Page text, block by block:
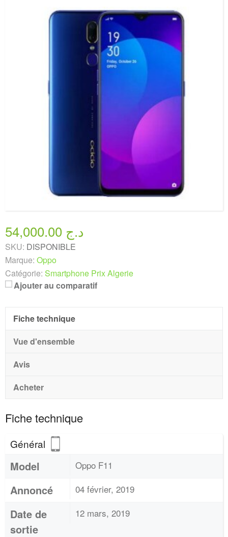
54,000.00 د.ج
SKU: DISPONIBLE
Marque: Oppo
Catégorie: Smartphone Prix Algerie
Ajouter au comparatif
Fiche technique
Vue d'ensemble
Avis
Acheter
Fiche technique
Général
Model Oppo F11
Annoncé 04 février, 2019
Date de
sortie
12 mars, 2019